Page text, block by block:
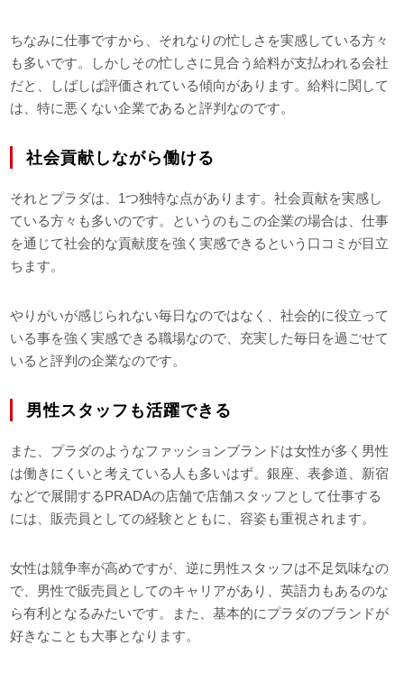
ちなみに仕事ですから、それなりの忙しさを実感している方々
も多いです。しかしその忙しさに見合う給料が支払われる会社
だと、しばしば評価されている傾向があります。給料に関して
は、特に悪くない企業であると評判なのです。
社会貢献しながら働ける
それとプラダは、1つ独特な点があります。社会貢献を実感し
ている方々も多いのです。というのもこの企業の場合は、仕事
を通じて社会的な貢献度を強く実感できるという口コミが目立
ちます。
やりがいが感じられない毎日なのではなく、社会的に役立って
いる事を強く実感できる職場なので、充実した毎日を過ごせて
いると評判の企業なのです。
男性スタッフも活躍できる
また、プラダのようなファッションブランドは女性が多く男性
は働きにくいと考えている人も多いはず。銀座、表参道、新宿
などで展開するPRADAの店舗で店舗スタッフとして仕事する
には、販売員としての経験とともに、容姿も重視されます。
女性は競争率が高めですが、逆に男性スタッフは不足気味なの
で、男性で販売員としてのキャリアがあり、英語力もあるのな
ら有利となるみたいです。また、基本的にプラダのブランドが
好きなことも大事となります。